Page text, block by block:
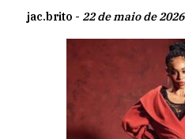
jac.brito - 22 de maio de 2026